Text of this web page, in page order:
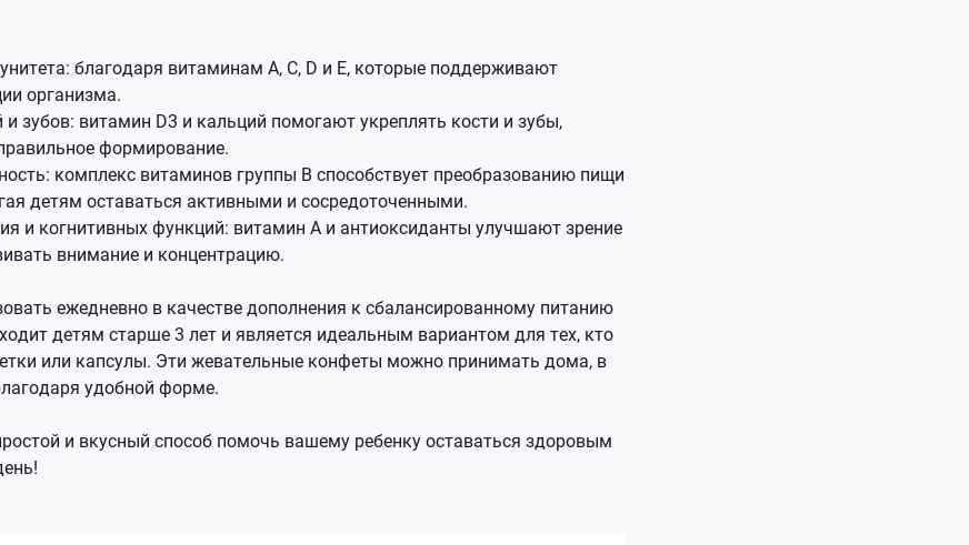
благодаря витаминам A, C, D и E, которые поддерживают
организма.
и зубов: витамин D3 и кальций помогают укреплять кости и зубы,
формирование.
комплекс витаминов группы B способствует преобразованию пищи
детям оставаться активными и сосредоточенными.
и когнитивных функций: витамин A и антиоксиданты улучшают зрение
внимание и концентрацию.
ежедневно в качестве дополнения к сбалансированному питанию
детям старше 3 лет и является идеальным вариантом для тех, кто
или капсулы. Эти жевательные конфеты можно принимать дома, в
удобной форме.
и вкусный способ помочь вашему ребенку оставаться здоровым